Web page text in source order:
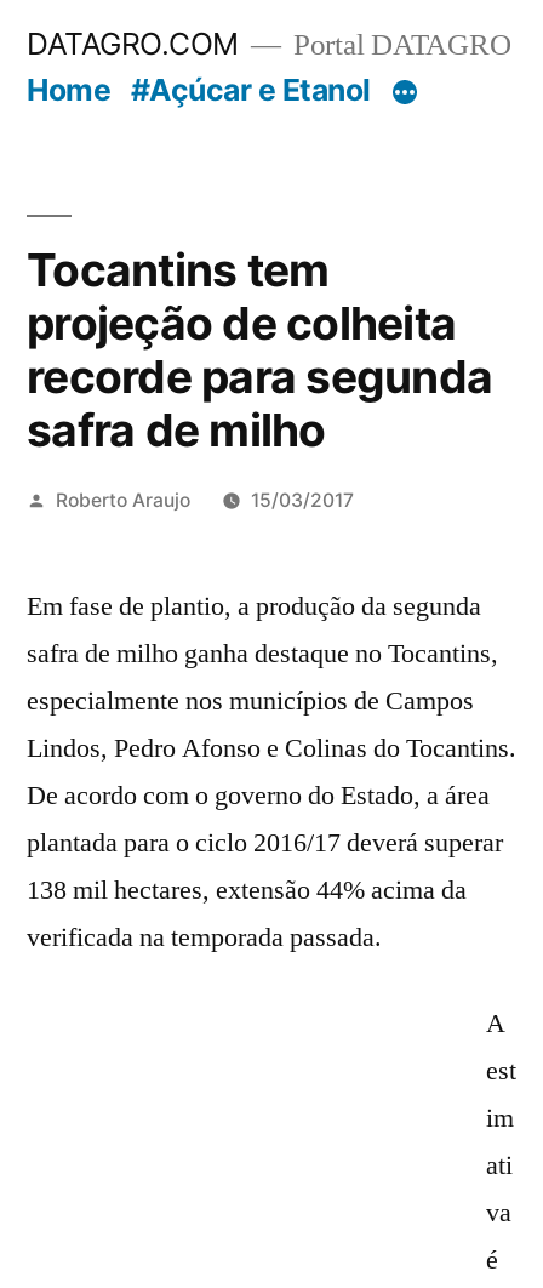
DATAGRO.COM Portal DATAGRO
Home #Açúcar e Etanol
Tocantins tem
projeção de colheita
recorde para segunda
safra de milho
Publicado
Roberto Araujo 15/03/2017
Em fase de plantio, a produção da segunda
safra de milho ganha destaque no Tocantins,
especialmente nos municípios de Campos
Lindos, Pedro Afonso e Colinas do Tocantins.
De acordo com o governo do Estado, a área
plantada para o ciclo 2016/17 deverá superar
138 mil hectares, extensão 44% acima da
verificada na temporada passada.
A
est
im
ati
va
é